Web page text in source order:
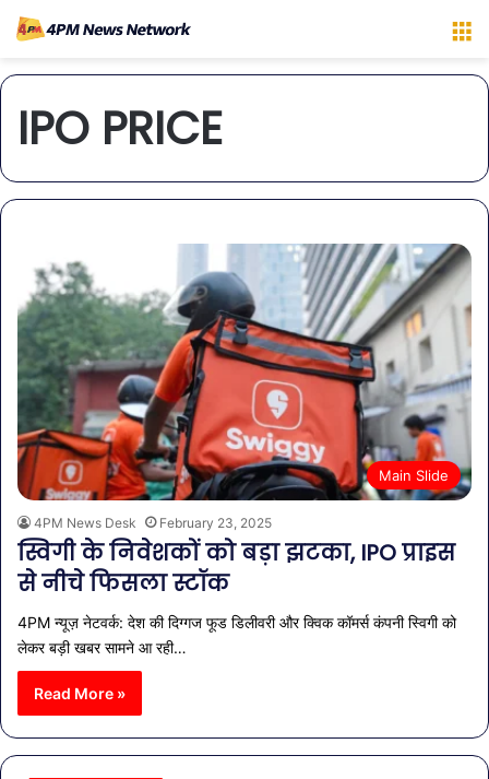
IPO PRICE
Main Slide
4PM News Desk February 23, 2025
स्विगी के निवेशकों को बड़ा झटका, IPO प्राइस
से नीचे फिसला स्टॉक
4PM न्यूज़ नेटवर्क: देश की दिग्गज फूड डिलीवरी और क्विक कॉमर्स कंपनी स्विगी को
लेकर बड़ी खबर सामने आ रही…
Read More »